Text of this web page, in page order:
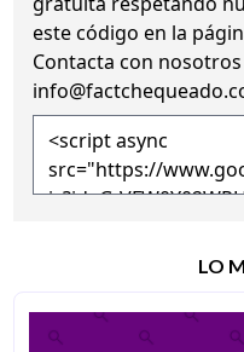
este código en la
Contacta con
LO